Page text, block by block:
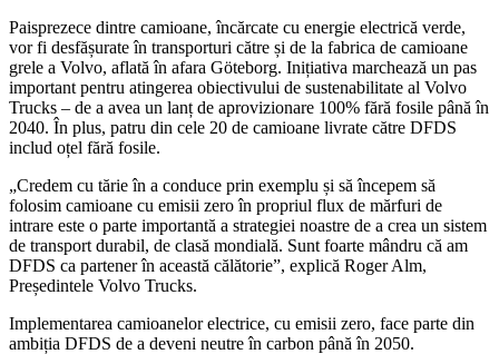
Paisprezece dintre camioane, încărcate cu energie electrică verde,
vor fi desfășurate în transporturi către și de la fabrica de camioane
grele a Volvo, aflată în afara Göteborg. Inițiativa marchează un pas
important pentru atingerea obiectivului de sustenabilitate al Volvo
Trucks – de a avea un lanț de aprovizionare 100% fără fosile până în
2040. În plus, patru din cele 20 de camioane livrate către DFDS
includ oțel fără fosile.
„Credem cu tărie în a conduce prin exemplu și să începem să
folosim camioane cu emisii zero în propriul flux de mărfuri de
intrare este o parte importantă a strategiei noastre de a crea un sistem
de transport durabil, de clasă mondială. Sunt foarte mândru că am
DFDS ca partener în această călătorie”, explică Roger Alm,
Președintele Volvo Trucks.
Implementarea camioanelor electrice, cu emisii zero, face parte din
ambiția DFDS de a deveni neutre în carbon până în 2050.